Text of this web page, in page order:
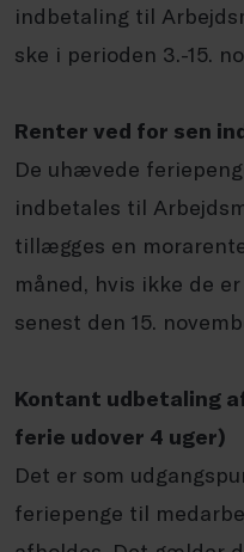
indbetaling til
ske i perioden 3.-15.
Renter ved for sen
De uhævede
indbetales til
tillægges en
måned, hvis ikke de
senest den 15.
Kontant udbetaling
ferie udover 4 uger)
Det er som
feriepenge til